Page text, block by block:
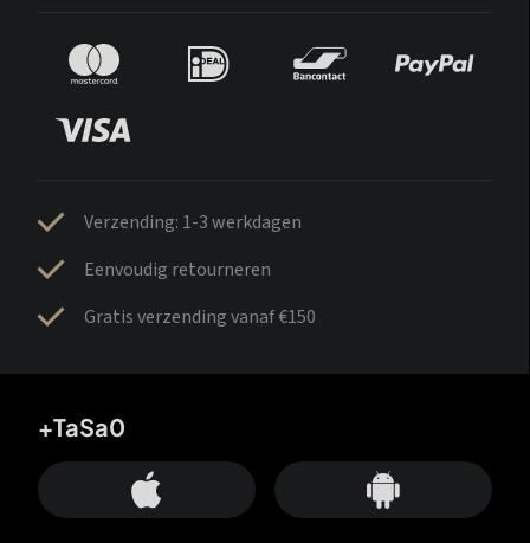
Verzending: 1-3 werkdagen
Eenvoudig retourneren
Gratis verzending vanaf €150
+TaSa0